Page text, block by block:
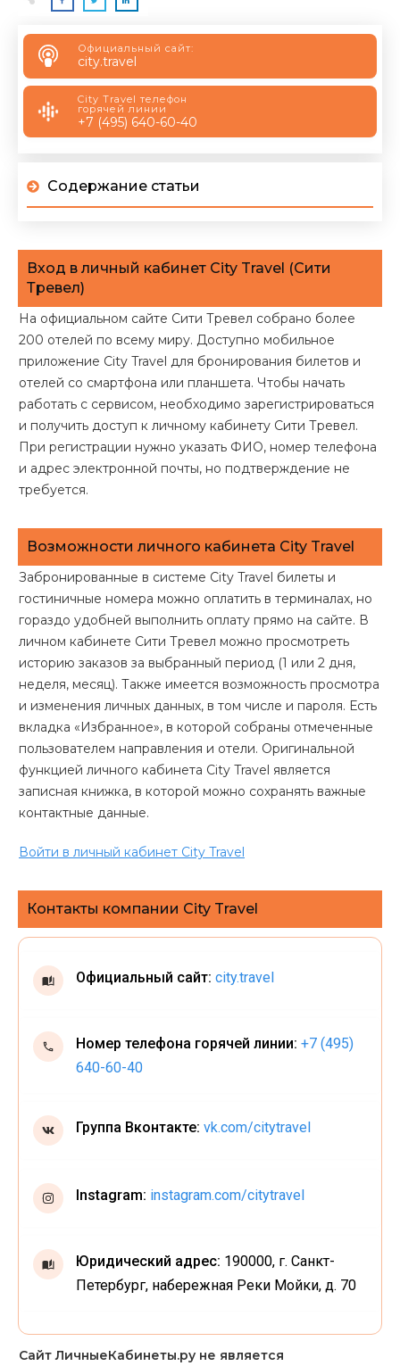
Официальный сайт:
city.travel
City Travel телефон
горячей линии
+7 (495) 640-60-40
Содержание статьи
Вход в личный кабинет City Travel (Сити
Тревел)
На официальном сайте Сити Тревел собрано более
200 отелей по всему миру. Доступно мобильное
приложение City Travel для бронирования билетов и
отелей со смартфона или планшета. Чтобы начать
работать с сервисом, необходимо зарегистрироваться
и получить доступ к личному кабинету Сити Тревел.
При регистрации нужно указать ФИО, номер телефона
и адрес электронной почты, но подтверждение не
требуется.
Возможности личного кабинета City Travel
Забронированные в системе City Travel билеты и
гостиничные номера можно оплатить в терминалах, но
гораздо удобней выполнить оплату прямо на сайте. В
личном кабинете Сити Тревел можно просмотреть
историю заказов за выбранный период (1 или 2 дня,
неделя, месяц). Также имеется возможность просмотра
и изменения личных данных, в том числе и пароля. Есть
вкладка «Избранное», в которой собраны отмеченные
пользователем направления и отели. Оригинальной
функцией личного кабинета City Travel является
записная книжка, в которой можно сохранять важные
контактные данные.
Войти в личный кабинет City Travel
Контакты компании City Travel
Официальный сайт: city.travel
Номер телефона горячей линии: +7 (495)
640-60-40
Группа Вконтакте: vk.com/citytravel
Instagram: instagram.com/citytravel
Юридический адрес: 190000, г. Санкт-
Петербург, набережная Реки Мойки, д. 70
Сайт ЛичныеКабинеты.ру не является